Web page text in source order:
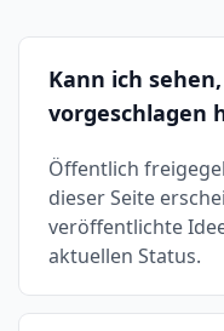
Kann ich
vorgeschlagen
Öffentlich
dieser Seite
veröffentlichte
aktuellen Status.